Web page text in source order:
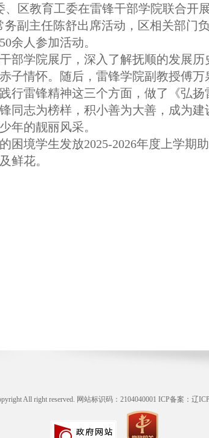
区教育工委在雷锋干部学院联合开
副主任陈舒出席活动，区相关部门
余人参加活动。
部学院展厅，深入了解抚顺的发展历
子情怀。随后，雷锋学院副教授傅万
行雷锋精神这三个方面，做了《弘扬
同志为榜样，积小善为大善，成为建
年的靓丽风采。
困境学生发放2025-2026年度上学期
鲜花。
All right reserved. 网站标识码：2104040001 ICP备案：辽